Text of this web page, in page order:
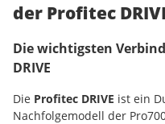
der Profitec
Die wichtigsten
DRIVE
Die Profitec DRIVE ist ein
Nachfolgemodell der